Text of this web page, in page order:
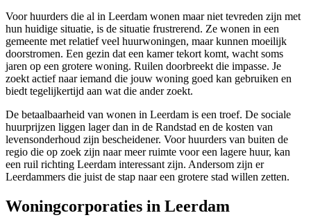
Voor huurders die al in Leerdam wonen maar niet tevreden zijn met
hun huidige situatie, is de situatie frustrerend. Ze wonen in een
gemeente met relatief veel huurwoningen, maar kunnen moeilijk
doorstromen. Een gezin dat een kamer tekort komt, wacht soms
jaren op een grotere woning. Ruilen doorbreekt die impasse. Je
zoekt actief naar iemand die jouw woning goed kan gebruiken en
biedt tegelijkertijd aan wat die ander zoekt.
De betaalbaarheid van wonen in Leerdam is een troef. De sociale
huurprijzen liggen lager dan in de Randstad en de kosten van
levensonderhoud zijn bescheidener. Voor huurders van buiten de
regio die op zoek zijn naar meer ruimte voor een lagere huur, kan
een ruil richting Leerdam interessant zijn. Andersom zijn er
Leerdammers die juist de stap naar een grotere stad willen zetten.
Woningcorporaties in Leerdam